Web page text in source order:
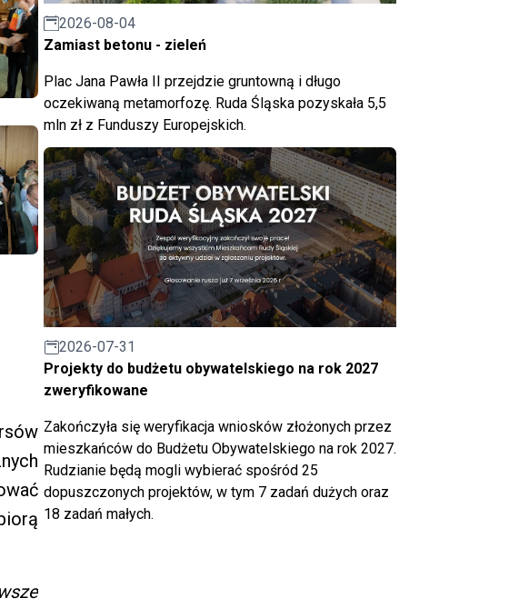
2026-08-04
Zamiast betonu - zieleń
Plac Jana Pawła II przejdzie gruntowną i długo
oczekiwaną metamorfozę. Ruda Śląska pozyskała 5,5
mln zł z Funduszy Europejskich.
2026-07-31
Projekty do budżetu obywatelskiego na rok 2027
zweryfikowane
Zakończyła się weryfikacja wniosków złożonych przez
mieszkańców do Budżetu Obywatelskiego na rok 2027.
Rudzianie będą mogli wybierać spośród 25
dopuszczonych projektów, w tym 7 zadań dużych oraz
18 zadań małych.